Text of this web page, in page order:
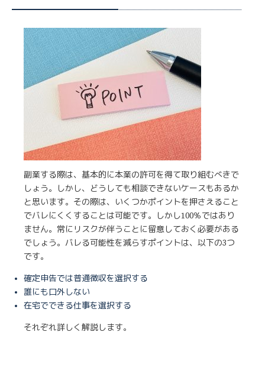
副業する際は、基本的に本業の許可を得て取り組むべきで
しょう。しかし、どうしても相談できないケースもあるか
と思います。その際は、いくつかポイントを押さえること
でバレにくくすることは可能です。しかし100％ではあり
ません。常にリスクが伴うことに留意しておく必要がある
でしょう。バレる可能性を減らすポイントは、以下の3つ
です。
確定申告では普通徴収を選択する
誰にも口外しない
在宅でできる仕事を選択する
それぞれ詳しく解説します。